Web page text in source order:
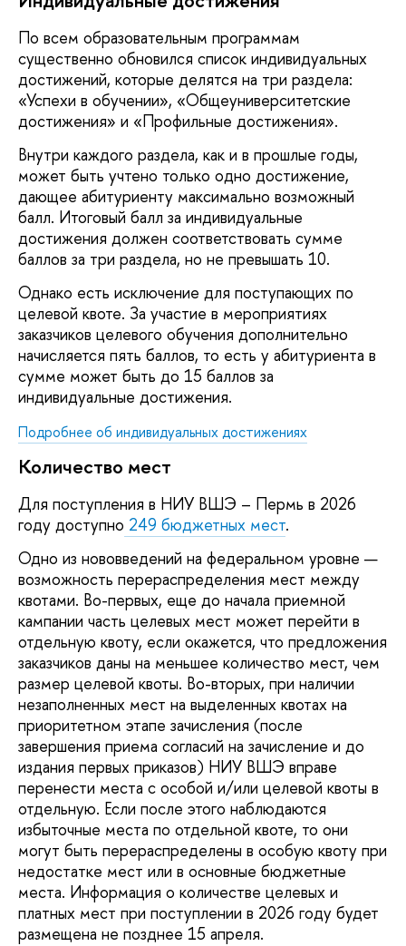
По всем образовательным программам
существенно обновился список индивидуальных
достижений, которые делятся на три раздела:
«Успехи в обучении», «Общеуниверситетские
достижения» и «Профильные достижения».
Внутри каждого раздела, как и в прошлые годы,
может быть учтено только одно достижение,
дающее абитуриенту максимально возможный
балл. Итоговый балл за индивидуальные
достижения должен соответствовать сумме
баллов за три раздела, но не превышать 10.
Однако есть исключение для поступающих по
целевой квоте. За участие в мероприятиях
заказчиков целевого обучения дополнительно
начисляется пять баллов, то есть у абитуриента в
сумме может быть до 15 баллов за
индивидуальные достижения.
Подробнее об индивидуальных достижениях
Количество мест
Для поступления в НИУ ВШЭ – Пермь в 2026
году доступно 249 бюджетных мест.
Одно из нововведений на федеральном уровне —
возможность перераспределения мест между
квотами. Во-первых, еще до начала приемной
кампании часть целевых мест может перейти в
отдельную квоту, если окажется, что предложения
заказчиков даны на меньшее количество мест, чем
размер целевой квоты. Во-вторых, при наличии
незаполненных мест на выделенных квотах на
приоритетном этапе зачисления (после
завершения приема согласий на зачисление и до
издания первых приказов) НИУ ВШЭ вправе
перенести места с особой и/или целевой квоты в
отдельную. Если после этого наблюдаются
избыточные места по отдельной квоте, то они
могут быть перераспределены в особую квоту при
недостатке мест или в основные бюджетные
места. Информация о количестве целевых и
платных мест при поступлении в 2026 году будет
размещена не позднее 15 апреля.